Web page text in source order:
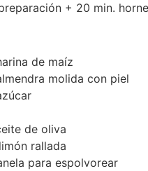
+ 20 min.
de maíz
molida con piel
de oliva
rallada
para espolvorear